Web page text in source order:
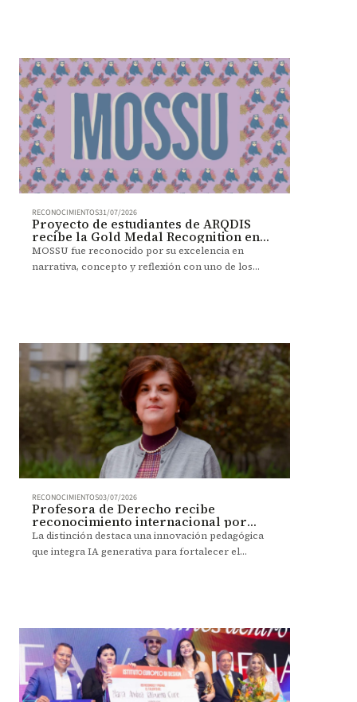
RECONOCIMIENTOS31/07/2026
Proyecto de estudiantes de ARQDIS
recibe la Gold Medal Recognition en
BDC 2026
MOSSU fue reconocido por su excelencia en
narrativa, concepto y reflexión con uno de los
RECONOCIMIENTOS03/07/2026
Profesora de Derecho recibe
reconocimiento internacional por
innovar con IA en la enseñanza
La distinción destaca una innovación pedagógica
que integra IA generativa para fortalecer el